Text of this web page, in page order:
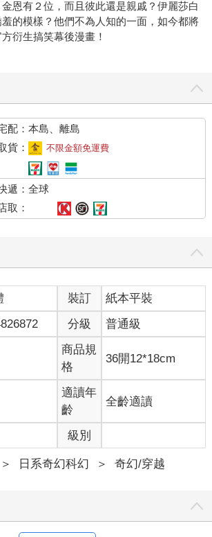
恩有２位，而且彼此還是親戚？伊麗莎白
的模樣？他們不為人知的一面，如今都將
衍生搞笑幕後漫畫！
配：本島、離島
貨：
不限金額免運費
遞：全球
取：
裝訂
紙本平裝
分級 普通級
商品規
格
36開12*18cm
適讀年
齡
全齡適讀
級別
＞ 日系奇幻科幻 ＞ 奇幻/穿越